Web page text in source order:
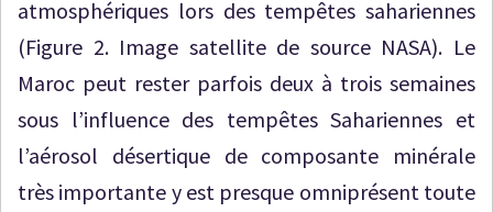
atmosphériques lors des tempêtes sahariennes
(Figure 2. Image satellite de source NASA). Le
Maroc peut rester parfois deux à trois semaines
sous l’influence des tempêtes Sahariennes et
l’aérosol désertique de composante minérale
très importante y est presque omniprésent toute